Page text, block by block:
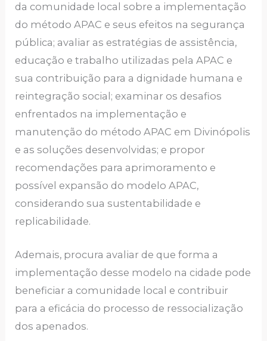
da comunidade local sobre a implementação
do método APAC e seus efeitos na segurança
pública; avaliar as estratégias de assistência,
educação e trabalho utilizadas pela APAC e
sua contribuição para a dignidade humana e
reintegração social; examinar os desafios
enfrentados na implementação e
manutenção do método APAC em Divinópolis
e as soluções desenvolvidas; e propor
recomendações para aprimoramento e
possível expansão do modelo APAC,
considerando sua sustentabilidade e
replicabilidade.
Ademais, procura avaliar de que forma a
implementação desse modelo na cidade pode
beneficiar a comunidade local e contribuir
para a eficácia do processo de ressocialização
dos apenados.